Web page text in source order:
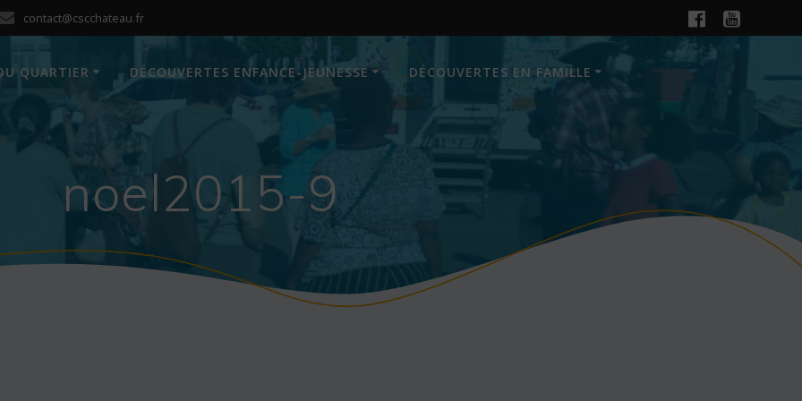
contact@cscchateau.fr
QUARTIER DÉCOUVERTES ENFANCE-JEUNESSE DÉCOUVERTES EN FAMILLE
noel2015-9